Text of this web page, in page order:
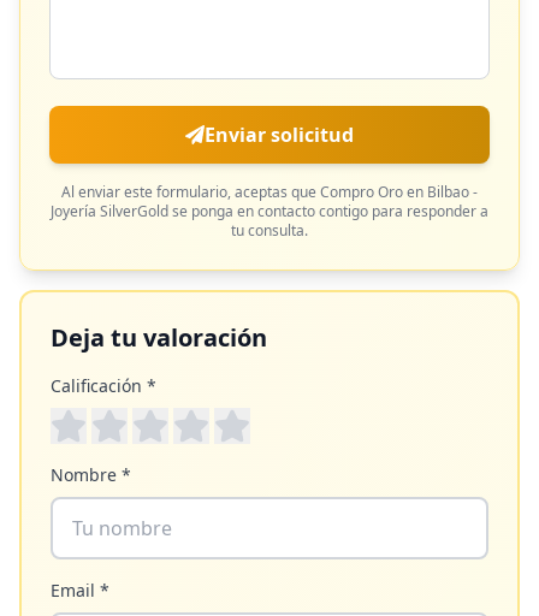
Enviar solicitud
Al enviar este formulario, aceptas que Compro Oro en Bilbao -
Joyería SilverGoldse ponga en contacto contigo para responder a
tu consulta.
Deja tu valoración
Calificación *
Nombre *
Email *